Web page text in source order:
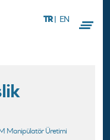
TR| EN
Manipülatör Üretimi